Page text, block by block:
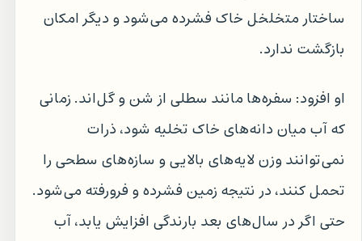
ساختار متخلخل خاک فشرده می‌شود و دیگر امکان
بازگشت ندارد.
او افزود: سفره‌ها مانند سطلی از شن و گل‌اند. زمانی
که آب میان دانه‌های خاک تخلیه شود، ذرات
نمی‌توانند وزن لایه‌های بالایی و سازه‌های سطحی را
تحمل کنند، در نتیجه زمین فشرده و فرورفته می‌شود.
حتی اگر در سال‌های بعد بارندگی افزایش یابد، آب